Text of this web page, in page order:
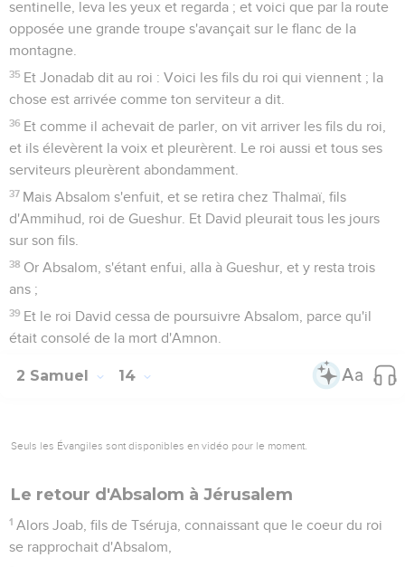
sentinelle, leva les yeux et regarda ; et voici que par la route
opposée une grande troupe s'avançait sur le flanc de la
montagne.
35 Et Jonadab dit au roi : Voici les fils du roi qui viennent ; la
chose est arrivée comme ton serviteur a dit.
36 Et comme il achevait de parler, on vit arriver les fils du roi,
et ils élevèrent la voix et pleurèrent. Le roi aussi et tous ses
serviteurs pleurèrent abondamment.
37 Mais Absalom s'enfuit, et se retira chez Thalmaï, fils
d'Ammihud, roi de Gueshur. Et David pleurait tous les jours
sur son fils.
38 Or Absalom, s'étant enfui, alla à Gueshur, et y resta trois
ans ;
39 Et le roi David cessa de poursuivre Absalom, parce qu'il
était consolé de la mort d'Amnon.
2 Samuel 14
Seuls les Évangiles sont disponibles en vidéo pour le moment.
Le retour d'Absalom à Jérusalem
1 Alors Joab, fils de Tséruja, connaissant que le coeur du roi
se rapprochait d'Absalom,